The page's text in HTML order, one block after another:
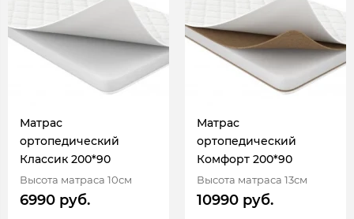
Матрас
ортопедический
Классик 200*90
Высота матраса 10см
6990 руб.
Матрас
ортопедический
Комфорт 200*90
Высота матраса 13см
10990 руб.